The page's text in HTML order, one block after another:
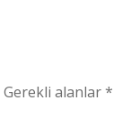
Gerekli alanlar*